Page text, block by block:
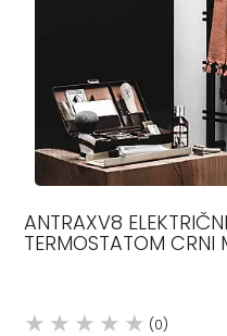
ANTRAXV8
TERMOSTATOM
(0)